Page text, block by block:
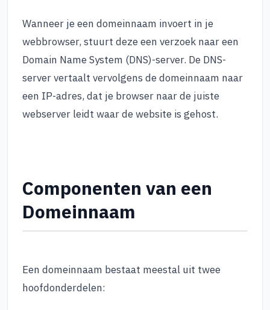
Wanneer je een domeinnaam invoert in je
webbrowser, stuurt deze een verzoek naar een
Domain Name System (DNS)-server. De DNS-
server vertaalt vervolgens de domeinnaam naar
een IP-adres, dat je browser naar de juiste
webserver leidt waar de website is gehost.
Componenten van een
Domeinnaam
Een domeinnaam bestaat meestal uit twee
hoofdonderdelen: